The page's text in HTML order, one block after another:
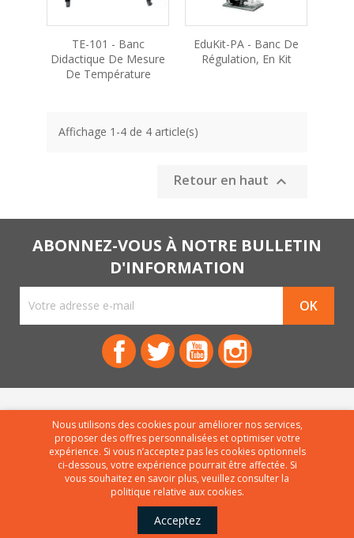
TE-101 - Banc
Didactique De Mesure
De Température
EduKit-PA - Banc De
Régulation, En Kit
Affichage 1-4 de 4 article(s)
Retour en haut 
ABONNEZ-VOUS À NOTRE BULLETIN
D'INFORMATION
FacebookTwitter YouTube
PRODUITS 
NOTRE COMPAGNIE 
VOTRE COMPTE
© 1976-2026 - Website by El Eslèk™
Nous utilisons des cookies pour améliorer nos services,
proposer des offres personnalisées et optimiser votre
expérience. Si vous n’acceptez pas les cookies optionnels
ci-dessous, votre expérience pourrait être affectée. Si
vous souhaitez en savoir plus, veuillez consulter la
politique relative aux cookies.
Acceptez